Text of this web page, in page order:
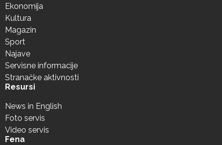
Ekonomija
Kultura
Magazin
Sport
Najave
Servisne informacije
Stranačke aktivnosti
Resursi
News in English
Foto servis
Video servis
Fena